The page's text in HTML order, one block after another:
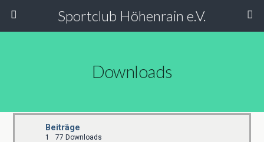
Sportclub Höhenrain e.V.
Downloads
Beiträge
1 77 Downloads